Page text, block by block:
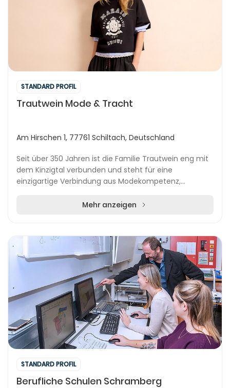
STANDARD PROFIL
Trautwein Mode & Tracht
Am Hirschen 1, 77761 Schiltach, Deutschland
Seit über 350 Jahren ist die Familie Trautwein eng mit
dem Kinzigtal verbunden und steht für eine
einzigartige Verbindung aus Modekompetenz,
Mehr anzeigen
STANDARD PROFIL
Berufliche Schulen Schramberg